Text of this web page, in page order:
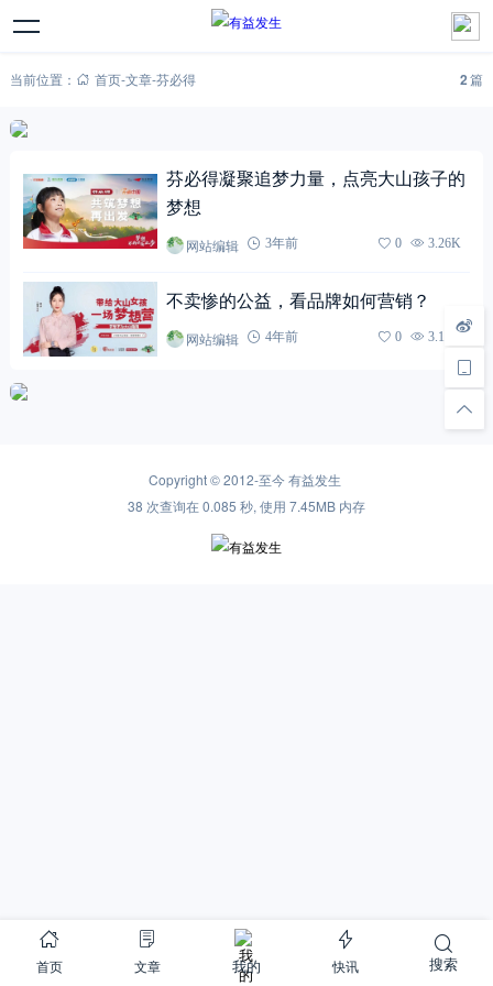
当前位置： 首页-文章-芬必得 2篇
芬必得凝聚追梦力量，点亮大山孩子的
梦想
网站编辑 3年前 0 3.26K
不卖惨的公益，看品牌如何营销？
网站编辑 4年前 0 3.17K
Copyright © 2012-至今有益发生
38 次查询在 0.085 秒, 使用 7.45MB 内存
首页 文章 我的 快讯 搜索